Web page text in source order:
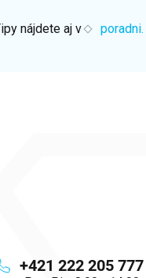
+421 222 205 777
nájdete aj v poradni.